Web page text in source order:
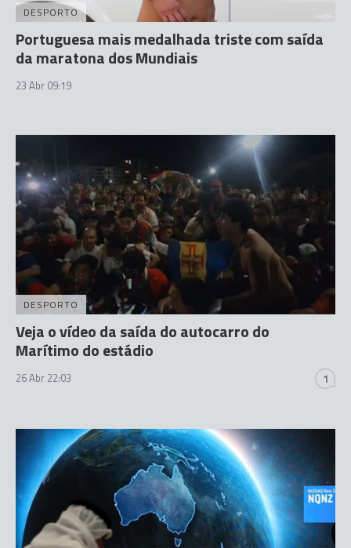
DESPORTO
Portuguesa mais medalhada triste com saída
da maratona dos Mundiais
23 Abr 09:19
DESPORTO
Veja o vídeo da saída do autocarro do
Marítimo do estádio
26 Abr 22:03 1